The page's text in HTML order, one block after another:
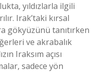
yıldızlarla ilgili
Irak’taki kırsal
gökyüzünü tanıtırken
ve akrabalık
Iraksım açısı
sadece yön